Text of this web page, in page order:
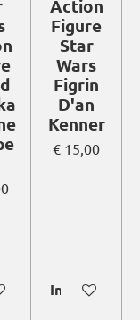
Action
Figure
Star
Wars
Figrin
D'an
Kenner
€ 15,00
In